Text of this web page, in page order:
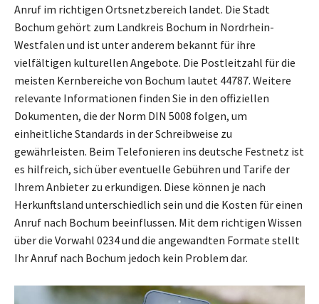
Anruf im richtigen Ortsnetzbereich landet. Die Stadt
Bochum gehört zum Landkreis Bochum in Nordrhein-
Westfalen und ist unter anderem bekannt für ihre
vielfältigen kulturellen Angebote. Die Postleitzahl für die
meisten Kernbereiche von Bochum lautet 44787. Weitere
relevante Informationen finden Sie in den offiziellen
Dokumenten, die der Norm DIN 5008 folgen, um
einheitliche Standards in der Schreibweise zu
gewährleisten. Beim Telefonieren ins deutsche Festnetz ist
es hilfreich, sich über eventuelle Gebühren und Tarife der
Ihrem Anbieter zu erkundigen. Diese können je nach
Herkunftsland unterschiedlich sein und die Kosten für einen
Anruf nach Bochum beeinflussen. Mit dem richtigen Wissen
über die Vorwahl 0234 und die angewandten Formate stellt
Ihr Anruf nach Bochum jedoch kein Problem dar.